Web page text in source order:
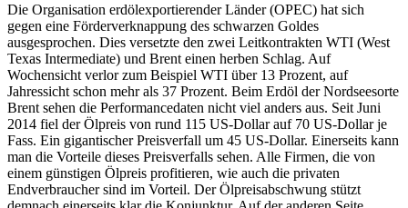
Die Organisation erdölexportierender Länder (OPEC) hat sich
gegen eine Förderverknappung des schwarzen Goldes
ausgesprochen. Dies versetzte den zwei Leitkontrakten WTI (West
Texas Intermediate) und Brent einen herben Schlag. Auf
Wochensicht verlor zum Beispiel WTI über 13 Prozent, auf
Jahressicht schon mehr als 37 Prozent. Beim Erdöl der Nordseesorte
Brent sehen die Performancedaten nicht viel anders aus. Seit Juni
2014 fiel der Ölpreis von rund 115 US-Dollar auf 70 US-Dollar je
Fass. Ein gigantischer Preisverfall um 45 US-Dollar. Einerseits kann
man die Vorteile dieses Preisverfalls sehen. Alle Firmen, die von
einem günstigen Ölpreis profitieren, wie auch die privaten
Endverbraucher sind im Vorteil. Der Ölpreisabschwung stützt